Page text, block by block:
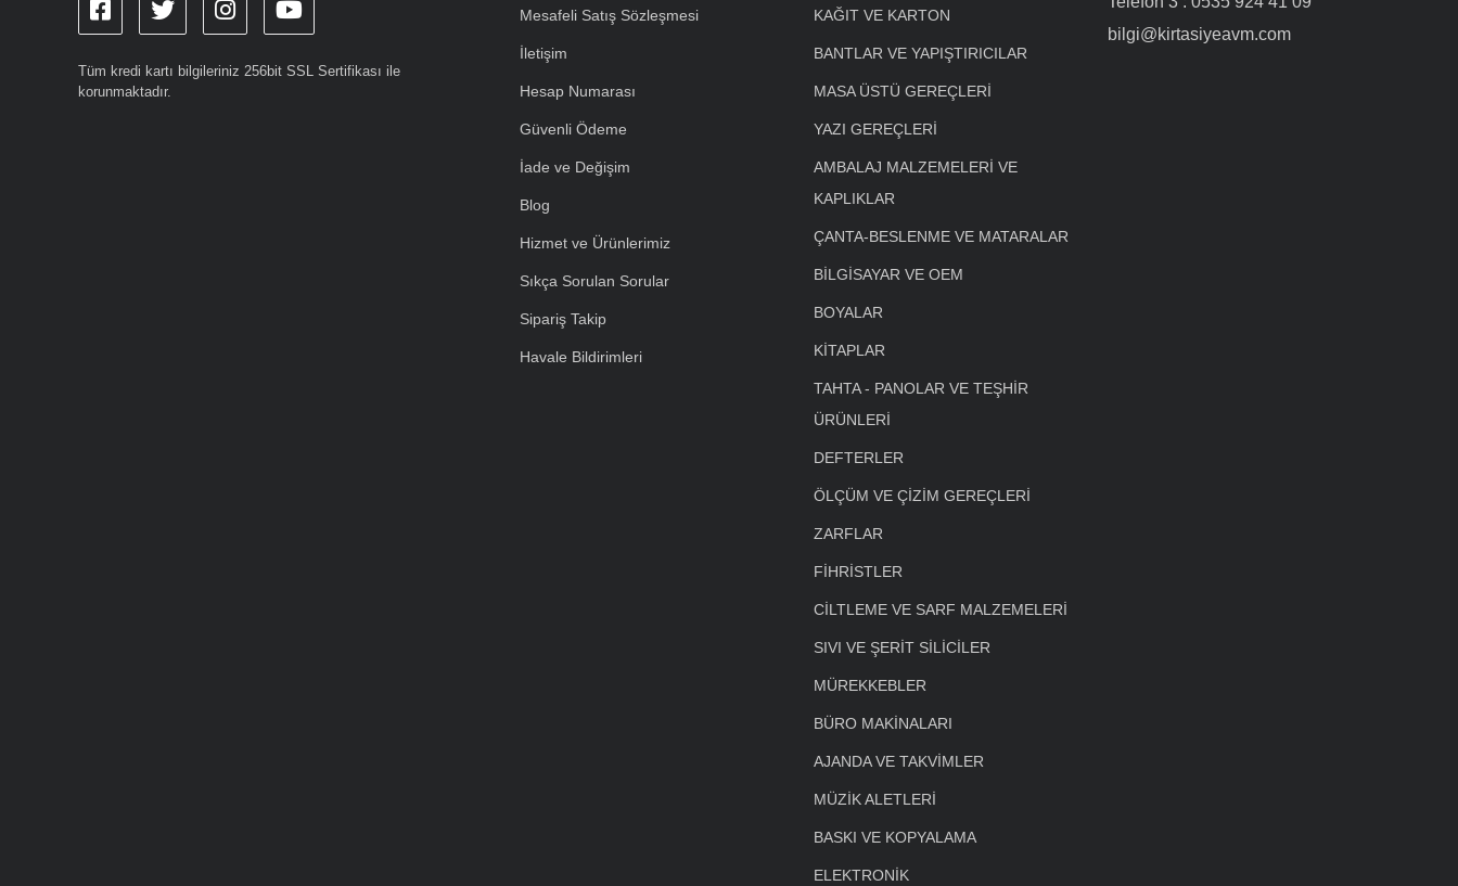
Tüm kredi kartı bilgileriniz 256bit SSL Sertifikası ile
korunmaktadır.
Mesafeli Satış Sözleşmesi
İletişim
Hesap Numarası
Güvenli Ödeme
İade ve Değişim
Blog
Hizmet ve Ürünlerimiz
Sıkça Sorulan Sorular
Sipariş Takip
Havale Bildirimleri
KAĞIT VE KARTON
BANTLAR VE YAPIŞTIRICILAR
MASA ÜSTÜ GEREÇLERİ
YAZI GEREÇLERİ
AMBALAJ MALZEMELERİ VE
KAPLIKLAR
ÇANTA-BESLENME VE MATARALAR
BİLGİSAYAR VE OEM
BOYALAR
KİTAPLAR
TAHTA - PANOLAR VE TEŞHİR
ÜRÜNLERİ
DEFTERLER
ÖLÇÜM VE ÇİZİM GEREÇLERİ
ZARFLAR
FİHRİSTLER
CİLTLEME VE SARF MALZEMELERİ
SIVI VE ŞERİT SİLİCİLER
MÜREKKEBLER
BÜRO MAKİNALARI
AJANDA VE TAKVİMLER
MÜZİK ALETLERİ
BASKI VE KOPYALAMA
ELEKTRONİK
bilgi@kirtasiyeavm.com